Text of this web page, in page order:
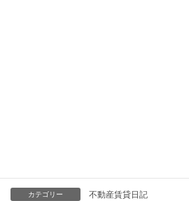
カテゴリー 不動産賃貸日記